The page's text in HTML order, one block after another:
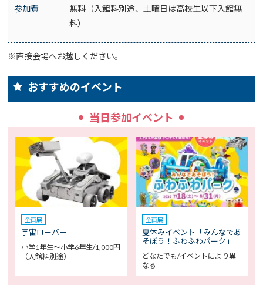
参加費
無料（入館料別途、土曜日は高校生以下入館無
料）
※直接会場へお越しください。
おすすめのイベント
当日参加イベント
企画展
宇宙ローバー
小学1年生～小学6年生/1,000円
（入館料別途）
企画展
夏休みイベント「みんなであ
そぼう！ふわふわパーク」
どなたでも/イベントにより異
なる